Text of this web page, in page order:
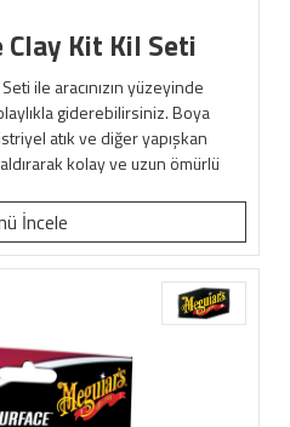
Kit Kil Seti
ile aracınızın yüzeyinde
giderebilirsiniz. Boya
atık ve diğer yapışkan
kolay ve uzun ömürlü
İncele